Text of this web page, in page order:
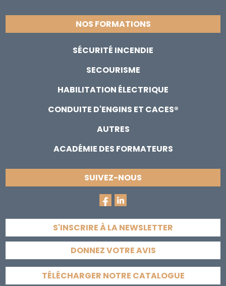
NOS FORMATIONS
SÉCURITÉ INCENDIE
SECOURISME
HABILITATION ÉLECTRIQUE
CONDUITE D'ENGINS ET CACES®
AUTRES
ACADÉMIE DES FORMATEURS
SUIVEZ-NOUS
S'INSCRIRE À LA NEWSLETTER
DONNEZ VOTRE AVIS
TÉLÉCHARGER NOTRE CATALOGUE